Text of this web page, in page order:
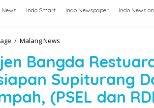
News Indo Smart Indo Newspaper Indo News
/ Malang News
r
j
e
n
B
Bangda
Supiturang
(PSEL dan